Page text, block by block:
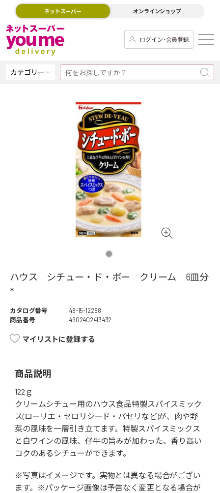
ネットスーパー オンラインショップ
ログイン･会員登録
カテゴリー
ハウス シチュー・ド・ボー クリーム 6皿分
*
カタログ番号
48-15-12288
商品番号
4902402413432
マイリストに登録する
商品説明
122ｇ
クリームシチュー用のハウス食品特製スパイスミック
ス(ローリエ・セロリシード・パセリなど)が、肉や野
菜の風味を一層引き立てます。特製スパイスミックス
と白ワインの風味、仔牛の旨みが加わった、香り高い
コクのあるシチューができます。
※写真はイメージです。実物とは異なる場合がござい
ます。※パッケージ画像は予告なく変更となる場合が